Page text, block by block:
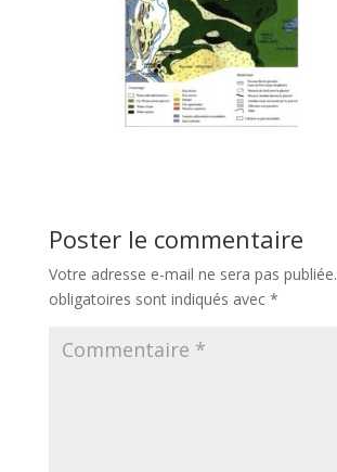
Poster le commentaire
Votre adresse e-mail ne sera pas publiée.
obligatoires sont indiqués avec *